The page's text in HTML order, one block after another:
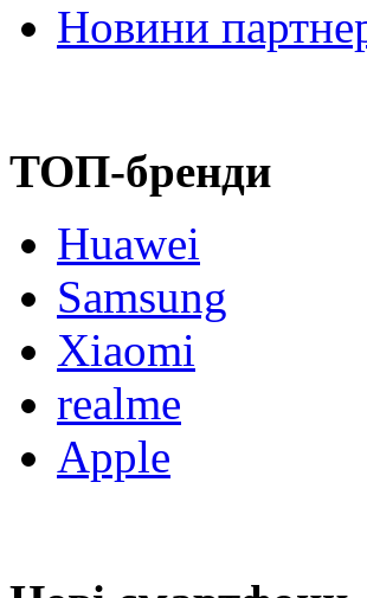
Новини
ТОП-бренди
Huawei
Samsung
Xiaomi
realme
Apple